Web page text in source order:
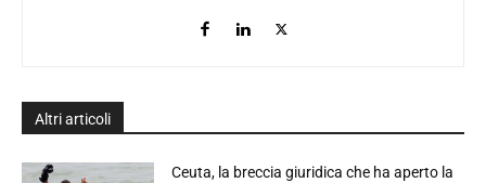
Altri articoli
Ceuta, la breccia giuridica che ha aperto la